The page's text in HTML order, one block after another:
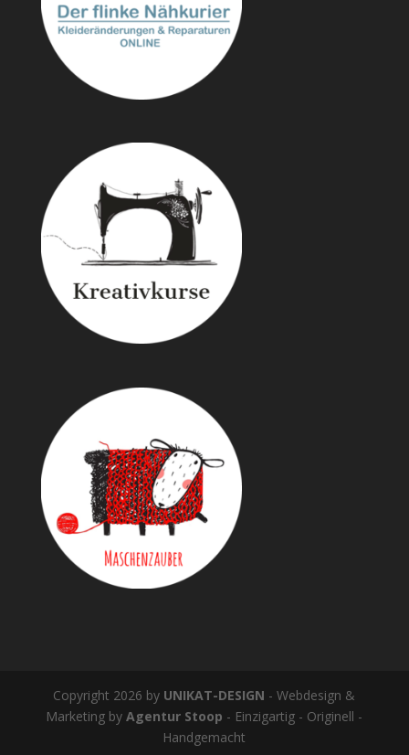
Copyright 2026 by UNIKAT-DESIGN - Webdesign &
Marketing byAgentur Stoop - Einzigartig - Originell -
Handgemacht